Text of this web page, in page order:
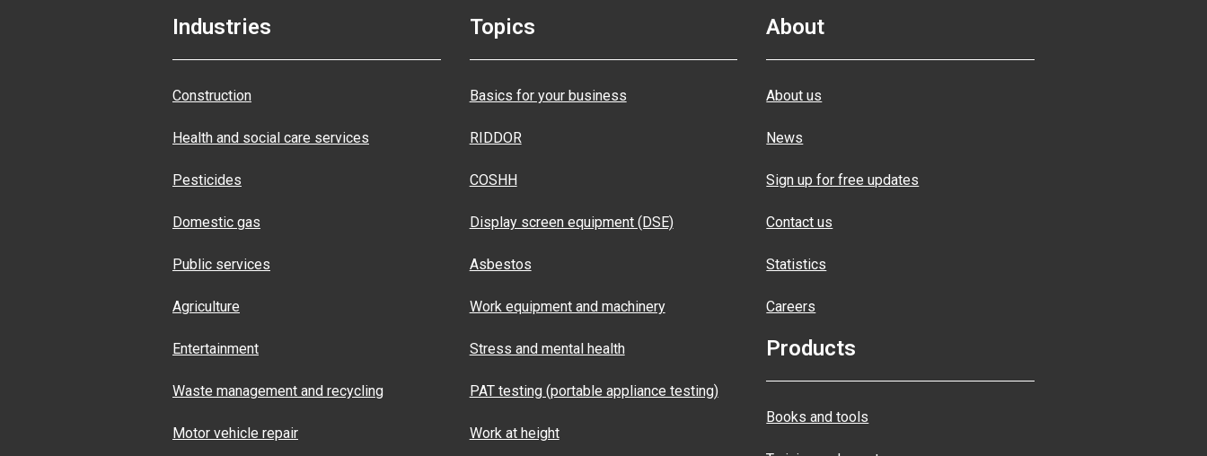
Industries
Construction
Health and social care services
Pesticides
Domestic gas
Public services
Agriculture
Entertainment
Waste management and recycling
Motor vehicle repair
Topics
Basics for your business
RIDDOR
COSHH
Display screen equipment (DSE)
Asbestos
Work equipment and machinery
Stress and mental health
PAT testing (portable appliance testing)
Work at height
About
About us
News
Sign up for free updates
Contact us
Statistics
Careers
Products
Books and tools